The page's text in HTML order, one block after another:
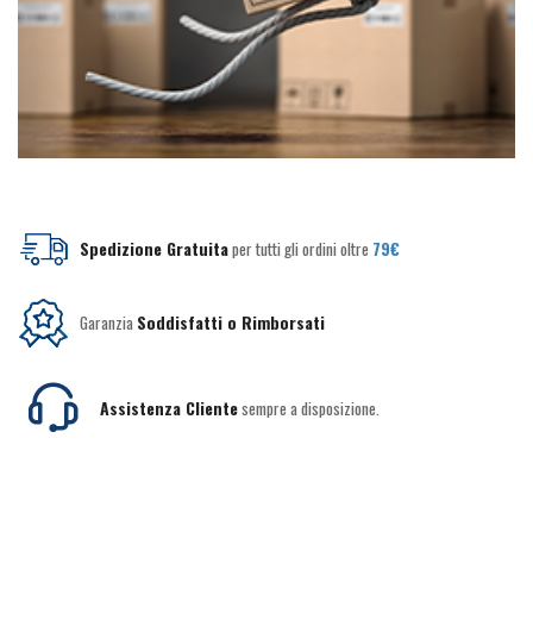
Spedizione Gratuitaper tutti gli ordini oltre 79€
Garanzia Soddisfatti o Rimborsati
Assistenza Clientesempre a disposizione.